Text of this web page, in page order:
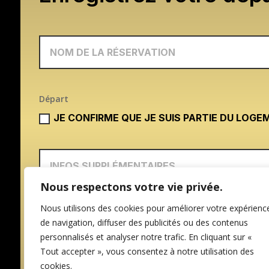
Nous respectons votre vie privée.
Nous utilisons des cookies pour améliorer votre
de navigation, diffuser des publicités ou des contenus
personnalisés et analyser notre trafic. En cliquant sur «
Tout accepter », vous consentez à notre utilisation des
cookies.
Départ
JE CONFIRME QUE JE SUIS PARTIE DU